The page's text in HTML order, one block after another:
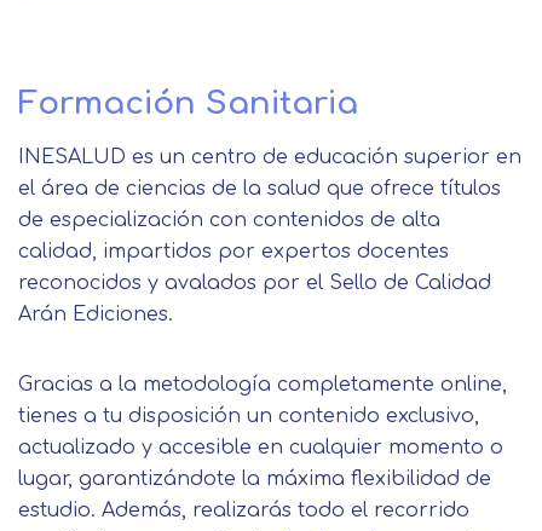
Formación Sanitaria
INESALUD es un centro de educación superior en
el área de ciencias de la salud que ofrece títulos
de especialización con contenidos de alta
calidad, impartidos por expertos docentes
reconocidos y avalados por el Sello de Calidad
Arán Ediciones.
Gracias a la metodología completamente online,
tienes a tu disposición un contenido exclusivo,
actualizado y accesible en cualquier momento o
lugar, garantizándote la máxima flexibilidad de
estudio. Además, realizarás todo el recorrido